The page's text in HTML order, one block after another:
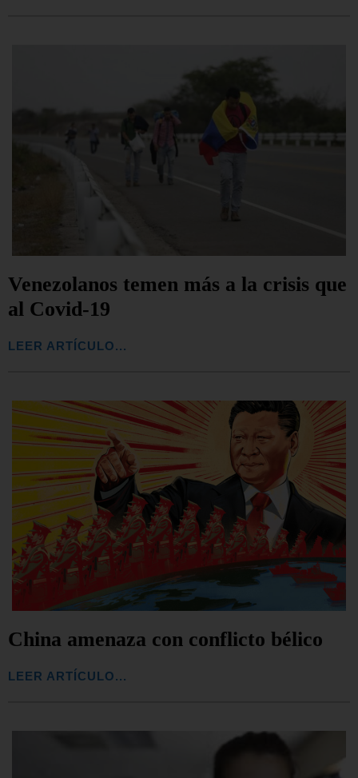
Venezolanos temen más a la crisis que
al Covid-19
LEER ARTÍCULO...
China amenaza con conflicto bélico
LEER ARTÍCULO...